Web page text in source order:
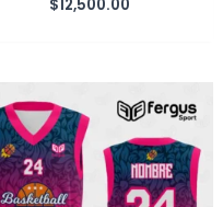
$12,500.00